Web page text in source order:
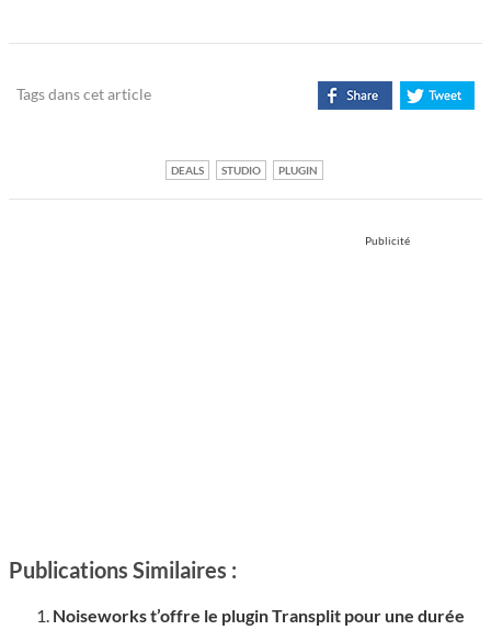
Tags dans cet article
DEALS STUDIO PLUGIN
Publicité
Publications Similaires :
Noiseworks t’offre le plugin Transplit pour une durée